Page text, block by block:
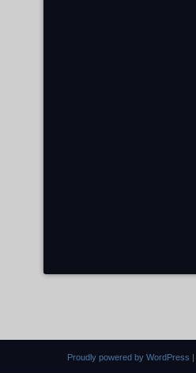
Proudly powered by WordPress |